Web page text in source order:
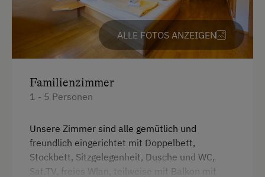
Kegelbahn
Kochen und Backen
Kutschenfahrten
Liegewiese
Naturpark
Nordic Walking
ALLE FOTOS ANZEIGEN
Familienzimmer
1 - 5 Personen
Unsere Zimmer sind alle gemütlich und
freundlich eingerichtet mit Doppelbett,
Stockbett, Sitzgelegenheit, Dusche und WC,
Sat.TV, freies Wlan, teilweise mit Balkon mit